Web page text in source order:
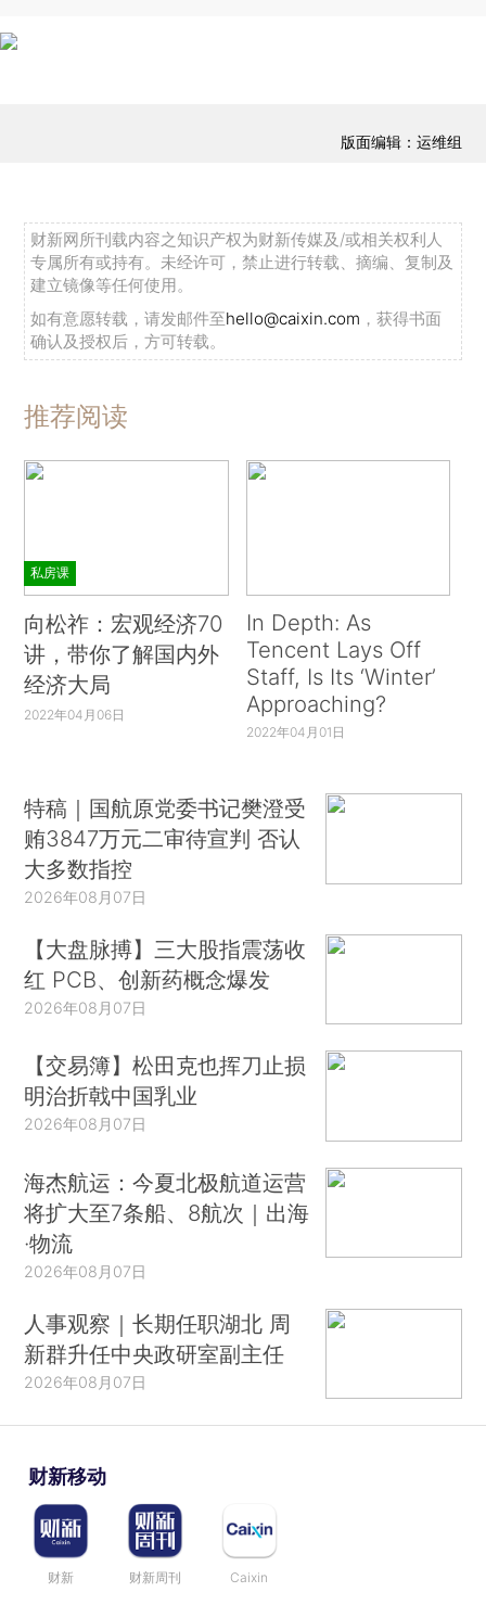
版面编辑：运维组
财新网所刊载内容之知识产权为财新传媒及/或相关权利人
专属所有或持有。未经许可，禁止进行转载、摘编、复制及
建立镜像等任何使用。
如有意愿转载，请发邮件至hello@caixin.com ，获得书面
确认及授权后，方可转载。
推荐阅读
私房课
向松祚：宏观经济70
讲，带你了解国内外
经济大局
2022年04月06日
In Depth: As
Tencent Lays Off
Staff, Is Its ‘Winter’
Approaching?
2022年04月01日
特稿｜国航原党委书记樊澄受
贿3847万元二审待宣判 否认
大多数指控
2026年08月07日
【大盘脉搏】三大股指震荡收
红 PCB、创新药概念爆发
2026年08月07日
【交易簿】松田克也挥刀止损
明治折戟中国乳业
2026年08月07日
海杰航运：今夏北极航道运营
将扩大至7条船、8航次｜出海
·物流
2026年08月07日
人事观察｜长期任职湖北 周
新群升任中央政研室副主任
2026年08月07日
财新移动
财新 财新周刊 Caixin